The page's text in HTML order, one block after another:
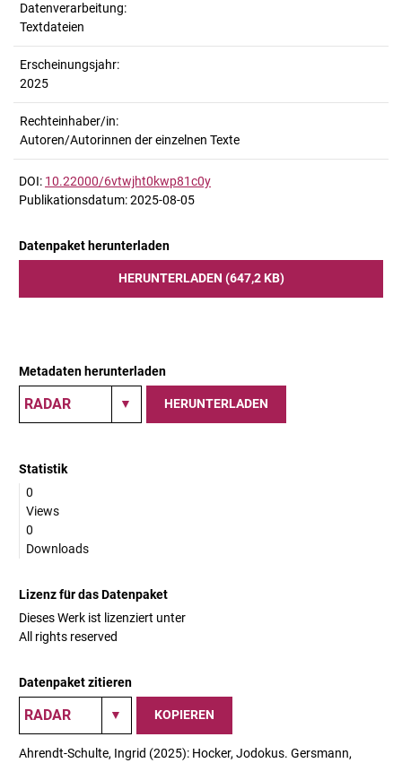
Datenverarbeitung:
Textdateien
Erscheinungsjahr:
2025
Rechteinhaber/in:
Autoren/Autorinnen der einzelnen Texte
DOI: 10.22000/6vtwjht0kwp81c0y
Publikationsdatum: 2025-08-05
Datenpaket herunterladen
HERUNTERLADEN (647,2 KB)
Metadaten herunterladen
HERUNTERLADEN
Statistik
0
Views
0
Downloads
Lizenz für das Datenpaket
Dieses Werk ist lizenziert unter
All rights reserved
Datenpaket zitieren
KOPIEREN
Ahrendt-Schulte, Ingrid (2025): Hocker, Jodokus. Gersmann,